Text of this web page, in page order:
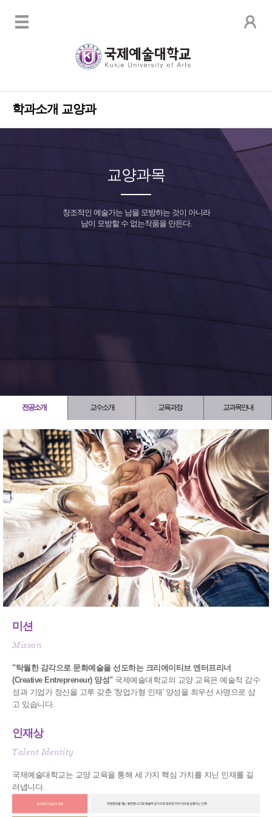
학과소개 교양과
교양과목
창조적인 예술가는 남을 모방하는 것이 아니라
남이 모방할 수 없는작품을 만든다.
전공소개 교수소개 교육과정 교과목안내
미션
Misson
"탁월한 감각으로 문화예술을 선도하는 크리에이티브 엔터프리너
(Creative Entrepreneur) 양성"국제예술대학교의 교양 교육은 예술적 감수
성과 기업가 정신을 고루 갖춘 '창업가형 인재' 양성을 최우선 사명으로 삼
고 있습니다.
인재상
Talent Identity
국제예술대학교는 교양 교육을 통해 세 가지 핵심 가치를 지닌 인재를 길
러냅니다.